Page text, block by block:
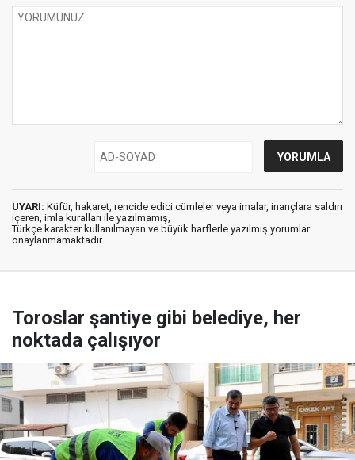
UYARI: Küfür, hakaret, rencide edici cümleler veya imalar, inançlara saldırı
içeren, imla kuralları ile yazılmamış,
Türkçe karakter kullanılmayan ve büyük harflerle yazılmış yorumlar
onaylanmamaktadır.
Toroslar şantiye gibi belediye, her
noktada çalışıyor